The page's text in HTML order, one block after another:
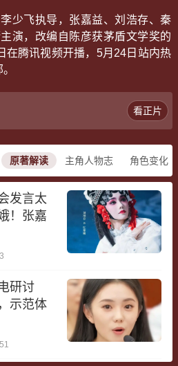
少飞执导，张嘉益、刘浩存、秦
演，改编自陈彦获茅盾文学奖的
在腾讯视频开播，5月24日站内热
看正片
原著解读 主角人物志 角色变化
发言太
！张嘉
研讨
示范体